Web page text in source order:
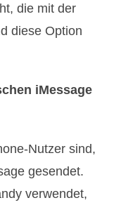
die mit der
diese Option
iMessage
Nutzer sind,
gesendet.
verwendet,